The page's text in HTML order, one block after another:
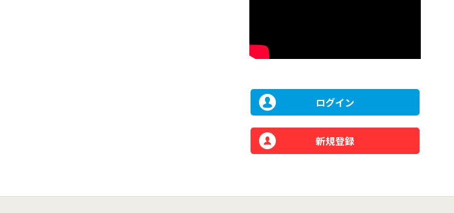
ログイン
新規登録